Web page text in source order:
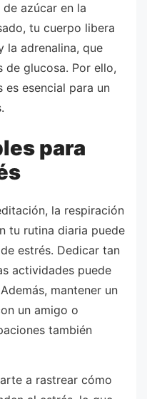
azúcar en la
tu cuerpo libera
la adrenalina, que
de glucosa. Por ello,
es esencial para un
para
la respiración
tu rutina diaria puede
estrés. Dedicar tan
actividades puede
mantener un
un amigo o
también
a rastrear cómo